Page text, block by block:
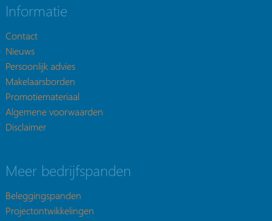
Informatie
Contact
Nieuws
Persoonlijk advies
Makelaarsborden
Promotiemateriaal
Algemene voorwaarden
Disclaimer
Meer bedrijfspanden
Beleggingspanden
Projectontwikkelingen